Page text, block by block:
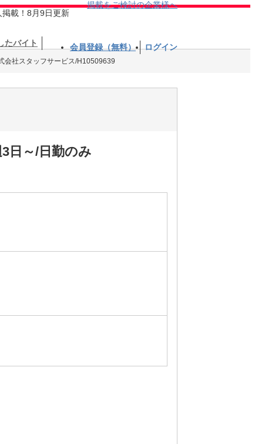
掲載！8月9日更新
掲載をご検討の企業様へ
たバイト 会員登録（無料） ログイン
会社スタッフサービス/H10509639
日～/日勤のみ